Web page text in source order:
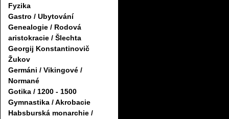
Fyzika
Gastro / Ubytování
Genealogie / Rodová
aristokracie / Šlechta
Georgij Konstantinovič
Žukov
Germáni / Vikingové /
Normané
Gotika / 1200 - 1500
Gymnastika / Akrobacie
Habsburská monarchie /